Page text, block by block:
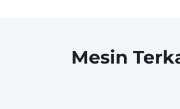
Mesin